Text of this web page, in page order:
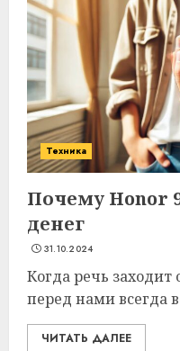
Техника
Почему Honor
денег
31.10.2024
Когда речь заходит
перед нами всегда
ЧИТАТЬ ДАЛЕЕ